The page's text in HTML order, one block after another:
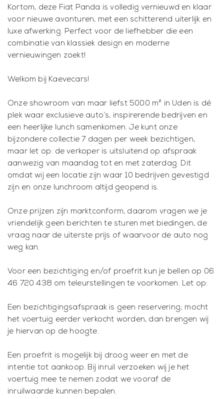
Kortom, deze Fiat Panda is volledig vernieuwd en klaar
voor nieuwe avonturen, met een schitterend uiterlijk en
luxe afwerking. Perfect voor de liefhebber die een
combinatie van klassiek design en moderne
vernieuwingen zoekt!
Welkom bij Kaevecars!
Onze showroom van maar liefst 5000 m² in Uden is dé
plek waar exclusieve auto’s, inspirerende bedrijven en
een heerlijke lunch samenkomen. Je kunt onze
bijzondere collectie 7 dagen per week bezichtigen,
maar let op: de verkoper is uitsluitend op afspraak
aanwezig van maandag tot en met zaterdag. Dit
omdat wij een locatie zijn waar 10 bedrijven gevestigd
zijn en onze lunchroom altijd geopend is.
Onze prijzen zijn marktconform, daarom vragen we je
vriendelijk geen berichten te sturen met biedingen, de
vraag naar de uiterste prijs of waarvoor de auto nog
weg kan.
Voor een bezichtiging en/of proefrit kun je bellen op 06
46 720 438 om teleurstellingen te voorkomen. Let op:
Een bezichtigingsafspraak is geen reservering; mocht
het voertuig eerder verkocht worden, dan brengen wij
je hiervan op de hoogte.
Een proefrit is mogelijk bij droog weer en met de
intentie tot aankoop. Bij inruil verzoeken wij je het
voertuig mee te nemen zodat we vooraf de
inruilwaarde kunnen bepalen.